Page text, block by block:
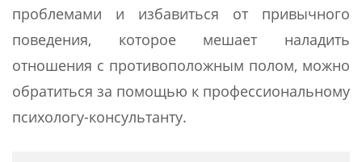
проблемами и избавиться от привычного
поведения, которое мешает наладить
отношения с противоположным полом, можно
обратиться за помощью к профессиональному
психологу-консультанту.